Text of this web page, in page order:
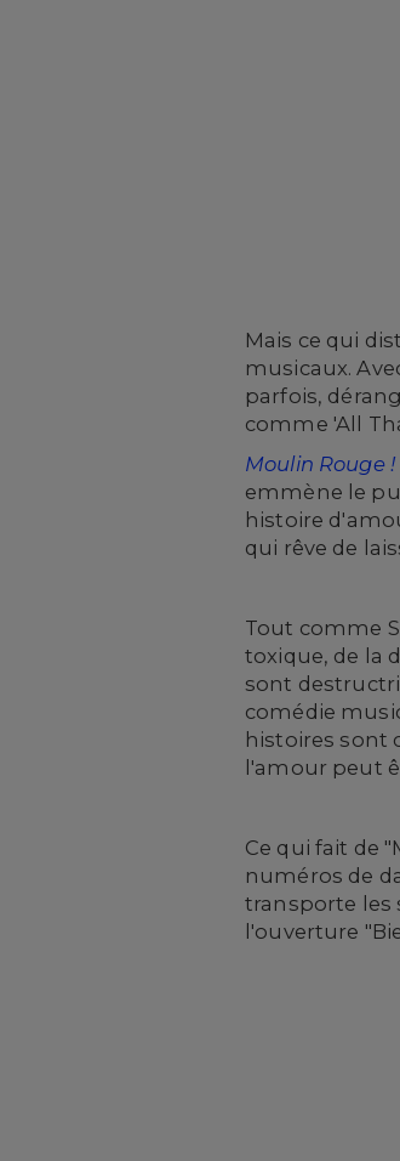
Mais ce qui
musicaux.
parfois,
comme 'All
Moulin Rouge
emmène le
histoire
qui rêve de
Tout comme
toxique, de la
sont
comédie
histoires sont
l'amour peut
Ce qui fait de
numéros de
transporte les
l'ouverture